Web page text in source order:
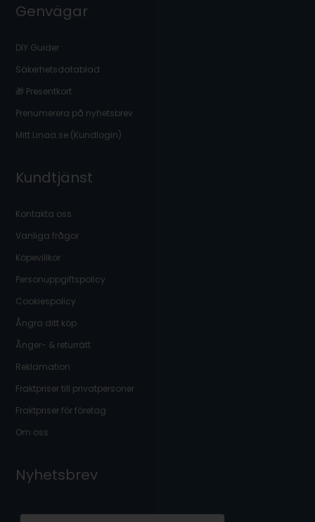
Genvägar
DIY Guider
Säkerhetsdatablad
🎁 Presentkort
Prenumerera på nyhetsbrev
Mitt Linaa.se (Kundlogin)
Kundtjänst
Kontakta oss
Vanliga frågor
Köpevillkor
Personuppgiftspolicy
Cookiespolicy
Ångra ditt köp
Ånger- & returrätt
Reklamation
Fraktpriser till privatpersoner
Fraktpriser för företag
Om oss
Nyhetsbrev